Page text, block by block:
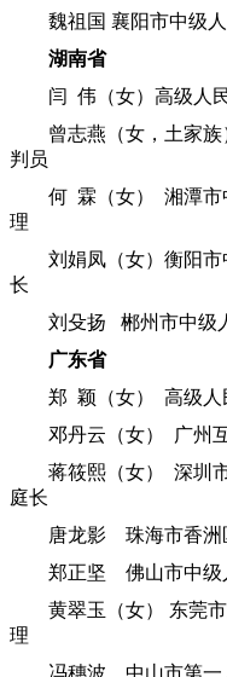
魏祖国 襄阳市中级人
湖南省
闫 伟（女）高级人民
曾志燕（女，土家族
判员
何 霖（女） 湘潭市中
理
刘娟凤（女）衡阳市
长
刘殳扬 郴州市中级人
广东省
郑 颖（女） 高级人
邓丹云（女） 广州互
蒋筱熙（女） 深圳市
庭长
唐龙影 珠海市香洲区
郑正坚 佛山市中级人
黄翠玉（女） 东莞市
理
冯穗波 中山市第一人